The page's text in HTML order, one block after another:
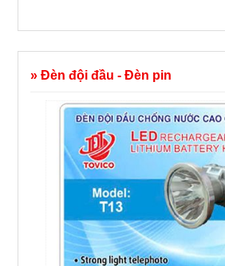
» Đèn đội đầu - Đèn pin